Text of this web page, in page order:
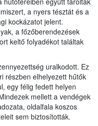
a nyers tésztát és a
kockázatot jelent.
a főzőberendezések
keltő folyadékot találtak
uralkodott. Ez
részben elhelyezett hűtők
egy félig fedett helyen
mellett a vendégek
oldalfala koszos
sem biztosították.